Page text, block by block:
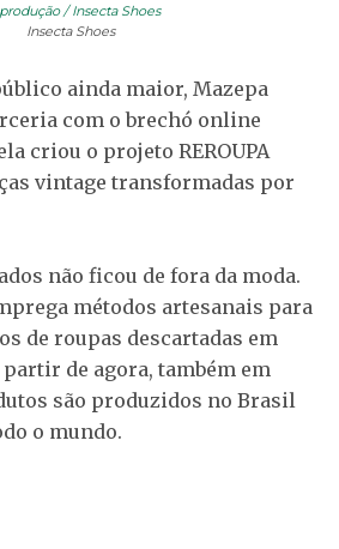
/ Insecta Shoes
Insecta Shoes
ainda maior, Mazepa
com o brechó online
criou o projeto REROUPA
vintage transformadas por
não ficou de fora da moda.
métodos artesanais para
de roupas descartadas em
de agora, também em
são produzidos no Brasil
o mundo.